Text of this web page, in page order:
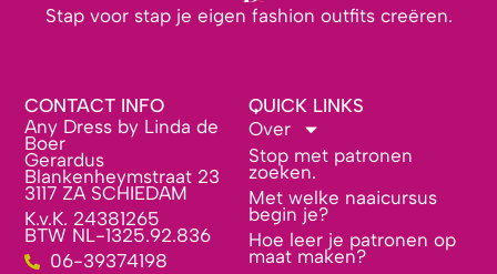
Stap voor stap je eigen fashion outfits creëren.
CONTACT INFO
Any Dress by Linda de
Boer
Gerardus
Blankenheymstraat 23
3117 ZA SCHIEDAM
K.v.K. 24381265
BTW NL-1325.92.836
06-39374198
QUICK LINKS
Over
Stop met patronen
zoeken.
Met welke naaicursus
begin je?
Hoe leer je patronen op
maat maken?